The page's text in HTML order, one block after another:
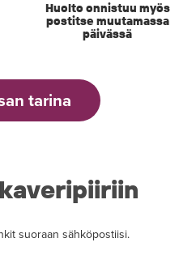
Huolto onnistuu myös
postitse muutamassa
päivässä
tarina
suoraan sähköpostiisi.